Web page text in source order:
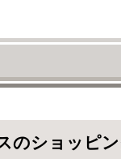
って(笑)
のショッピ